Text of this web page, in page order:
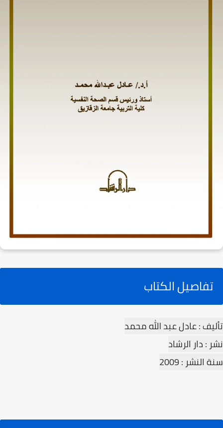
تفاصيل الكتاب
تأليف : عادل عبد الله محمد
نشر : دار الرشاد
سنة النشر : 2009